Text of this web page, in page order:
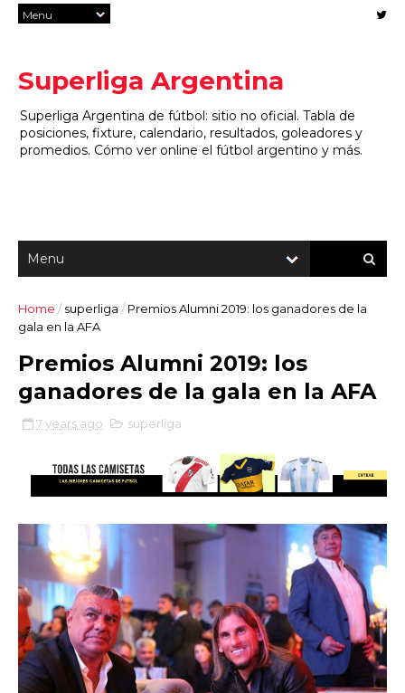
Superliga Argentina
Superliga Argentina de fútbol: sitio no oficial. Tabla de
posiciones, fixture, calendario, resultados, goleadores y
promedios. Cómo ver online el fútbol argentino y más.
Home /superliga /Premios Alumni 2019: los ganadores de la
gala en la AFA
Premios Alumni 2019: los
ganadores de la gala en la AFA
7 years ago superliga